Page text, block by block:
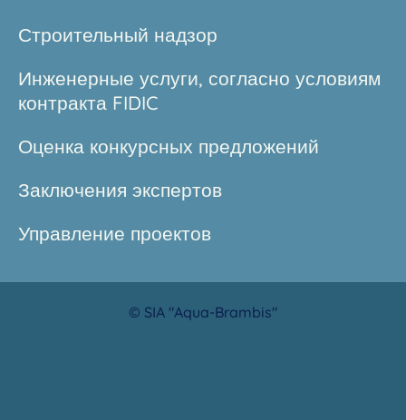
Строительный надзор
Инженерные услуги, согласно условиям
контракта FIDIC
Оценка конкурсных предложений
Заключения экспертов
Управление проектов
© SIA "Aqua-Brambis"